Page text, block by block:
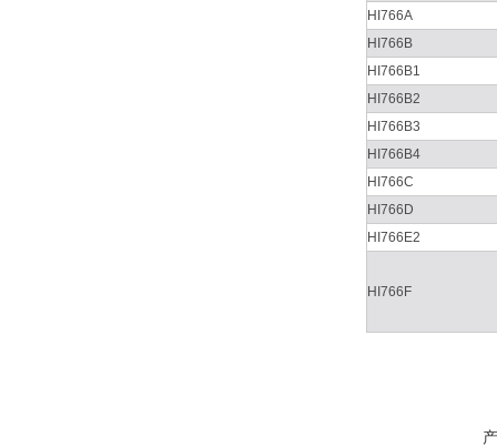
HI766A
HI766B
HI766B1
HI766B2
HI766B3
HI766B4
HI766C
HI766D
HI766E2
HI766F